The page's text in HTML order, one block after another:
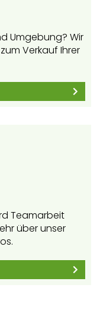
Umgebung? Wir
Verkauf Ihrer
Teamarbeit
über unser